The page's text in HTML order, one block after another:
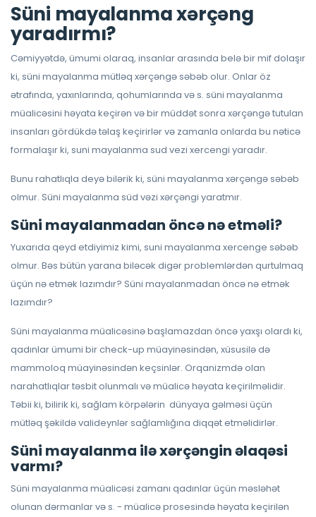
Süni mayalanma xərçəng
yaradırmı?
Cəmiyyətdə, ümumi olaraq, insanlar arasında belə bir mif dolaşır
ki, süni mayalanma mütləq xərçəngə səbəb olur. Onlar öz
ətrafında, yaxınlarında, qohumlarında və s. süni mayalanma
müalicəsini həyata keçirən və bir müddət sonra xərçəngə tutulan
insanları gördükdə təlaş keçirirlər və zamanla onlarda bu nəticə
formalaşır ki, suni mayalanma sud vezi xercengi yaradır.
Bunu rahatlıqla deyə bilərik ki, süni mayalanma xərçəngə səbəb
olmur. Süni mayalanma süd vəzi xərçəngi yaratmır.
Süni mayalanmadan öncə nə etməli?
Yuxarıda qeyd etdiyimiz kimi, suni mayalanma xercenge səbəb
olmur. Bəs bütün yarana biləcək digər problemlərdən qurtulmaq
üçün nə etmək lazımdır? Süni mayalanmadan öncə nə etmək
lazımdır?
Süni mayalanma müalicəsinə başlamazdan öncə yaxşı olardı ki,
qadınlar ümumi bir check-up müayinəsindən, xüsusilə də
mammoloq müayinəsindən keçsinlər. Orqanizmdə olan
narahatlıqlar təsbit olunmalı və müalicə həyata keçirilməlidir.
Təbii ki, bilirik ki, sağlam körpələrin dünyaya gəlməsi üçün
mütləq şəkildə valideynlər sağlamlığına diqqət etməlidirlər.
Süni mayalanma ilə xərçəngin əlaqəsi
varmı?
Süni mayalanma müalicəsi zamanı qadınlar üçün məsləhət
olunan dərmanlar və s. - müalicə prosesində həyata keçirilən